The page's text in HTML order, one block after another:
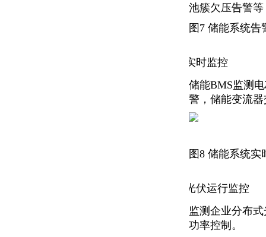
池簇欠压告警
图7 储能系统告
实时监控
储能BMS监测
警，储能变流
图8 储能系统实
光伏运行监控
监测企业分布
功率控制。